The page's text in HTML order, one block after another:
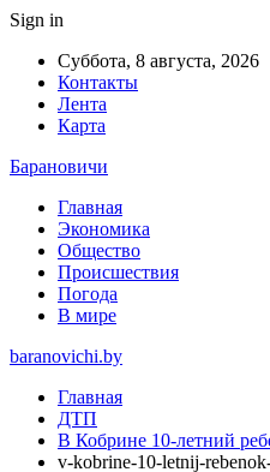
Sign in
Суббота, 8 августа, 2026
Контакты
Лента
Карта
Барановичи
Главная
Экономика
Общество
Происшествия
Погода
В мире
baranovichi.by
Главная
ДТП
В Кобрине 10-летний
v-kobrine-10-letnij-